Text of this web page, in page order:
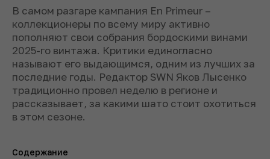
В самом разгаре кампания En Primeur –
коллекционеры по всему миру активно
пополняют свои собрания бордоскими винами
2025-го винтажа. Критики единогласно
называют его выдающимся, одним из лучших за
последние годы. Редактор SWN Яков Лысенко
традиционно провел неделю в регионе и
рассказывает, за какими шато стоит охотиться
в этом сезоне.
Содержание